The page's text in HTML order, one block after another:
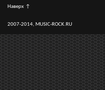
Наверх ↑
2007-2014, MUSIC-ROCK.RU